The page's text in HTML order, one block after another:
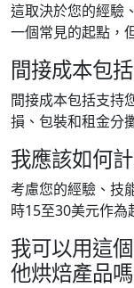
這取決於您的經驗
一個常見的起點，
間接成本包
間接成本包括支
損、包裝和租金分
我應該如何
考慮您的經驗、技
時15至30美元作為
我可以用這
他烘焙產品